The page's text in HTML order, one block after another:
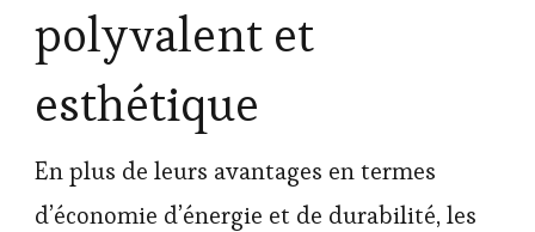
polyvalent et
esthétique
En plus de leurs avantages en termes
d’économie d’énergie et de durabilité, les